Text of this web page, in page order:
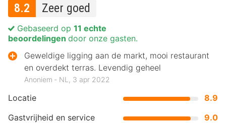
8.2 Zeer goed
Locatie
8.9
Gastvrijheid en service
9.0
Gebaseerd op 11 echte
beoordelingen door onze gasten.
Geweldige ligging aan de markt, mooi restaurant
en overdekt terras. Levendig geheel
Anoniem ‐ NL, 3 apr 2022